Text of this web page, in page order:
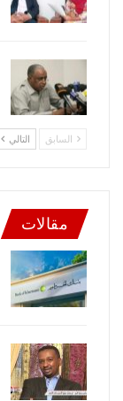
السابق التالي
مقالات